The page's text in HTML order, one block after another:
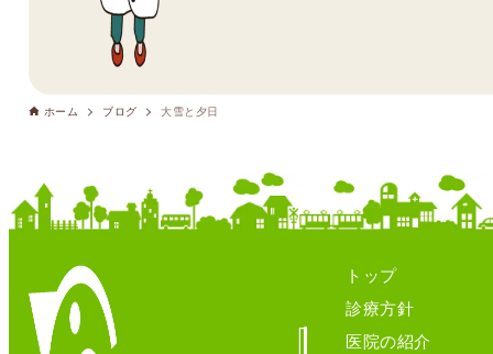
ホーム ブログ 大雪と夕日
トップ
診療方針
医院の紹介